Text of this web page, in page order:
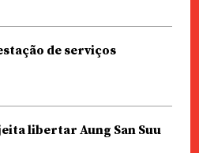
de serviços
libertar Aung San Suu